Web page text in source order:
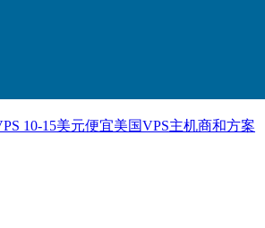
10-15美元便宜美国VPS主机商和方案